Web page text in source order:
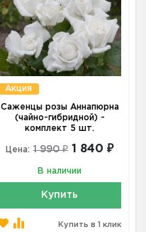
Акция
Саженцы розы Аннапюрна
(чайно-гибридной) -
комплект 5 шт.
Цена: 1 990 ₽ 1 840 ₽
В наличии
Купить
Купить в 1 клик